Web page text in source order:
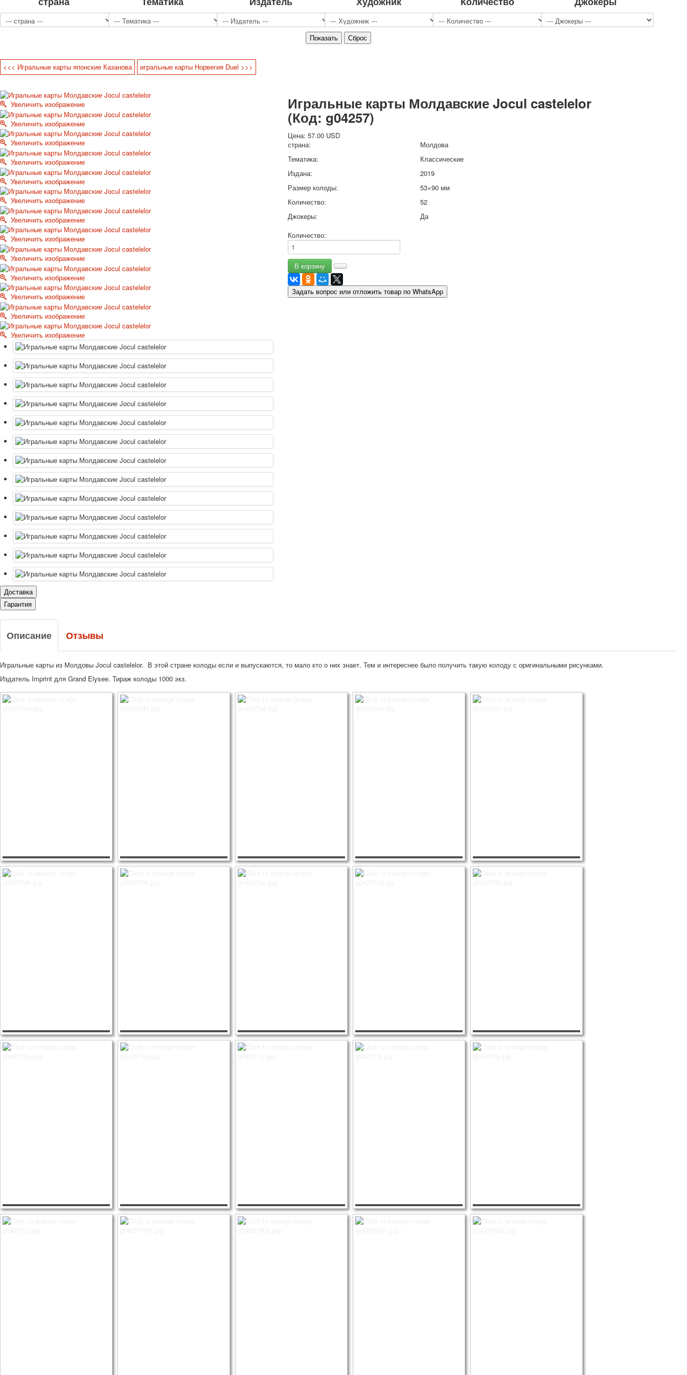
Джокеры
Транспорт
Охота и рыбалка
Открытки
С Новым годом!
8 марта
23 февраля
Свадьба
1 мая
Октябрьская революция
9 мая - день победы
1 сентября школа
Приглашение
Новости
Новости карточных колод
<<< Игральные карты японские Казанова игральные карты Норвегия Duel >>>
Увеличить изображение
Увеличить изображение
Увеличить изображение
Увеличить изображение
Увеличить изображение
Увеличить изображение
Увеличить изображение
Увеличить изображение
Увеличить изображение
Увеличить изображение
Увеличить изображение
Увеличить изображение
Увеличить изображение
Игральные карты Молдавские Jocul castelelor
(Код: g04257)
Цена:57.00 USD
страна:
Молдова
Тематика:
Классические
Издана:
2019
Размер колоды:
53×90 мм
Количество:
52
Джокеры:
Да
Количество:
Задать вопрос или отложить товар по WhatsApp
Доставка
Гарантия
Описание Отзывы
Игральные карты из Молдовы Jocul castelelor. В этой стране колоды если и выпускаются, то мало кто о них знает. Тем и интереснее было получить такую колоду с оригинальными рисунками.
Издатель Imprint для Grand Elysee. Тираж колоды 1000 экз.